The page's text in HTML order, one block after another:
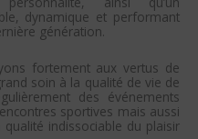
dynamique et performant
génération.
fortement aux vertus de
soin à la qualité de vie de
des événements
sportives mais aussi
indissociable du plaisir